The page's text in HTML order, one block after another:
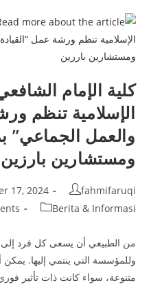
سعيدة،
مباركة!
كلية الإمام
الإسلامية تنظم
والعمل الجماعي”
ومستشارين بارزين
Post
author:
fahmifaruqi
Post
published:
17, 2024
Post
Berita & Informasi
Post
من الطبيعي أن يسعى كل فرد إلى
وللمؤسسة التي ينتمي إليها.
متنوعة، سواء كانت ذات تأثير